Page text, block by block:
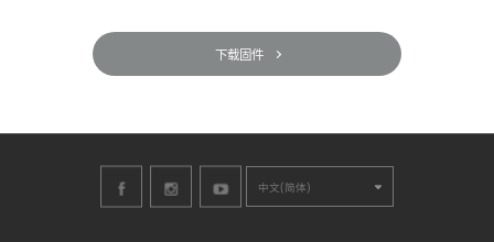
下载固件
中文(简体)